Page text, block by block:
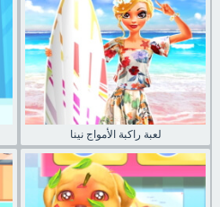
لعبة راكبة الأمواج نينا